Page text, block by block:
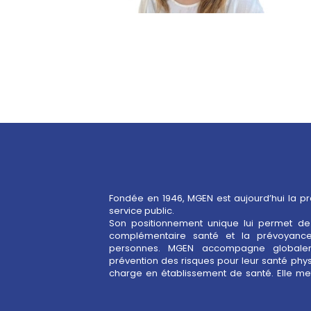
Fondée en 1946, MGEN est aujourd’hui la
service public.
Son positionnement unique lui permet
complémentaire santé et la
personnes. MGEN accompagne
prévention des risques pour leur santé
charge en établissement de santé. Elle
pour le bien-être au travail, contribuant à la
service public. Depuis 2017, MGEN est